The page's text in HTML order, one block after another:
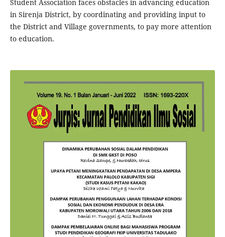
Student Association faces obstacles in advancing education
in Sirenja District, by coordinating and providing input to
the District and Village governments, to pay more attention
to education.